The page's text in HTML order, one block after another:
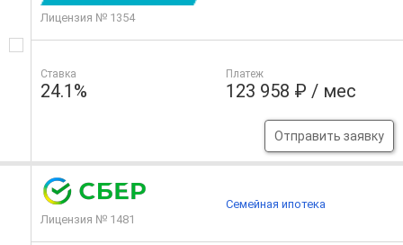
Лицензия № 1354
Ставка
24.1%
Платеж
123 958 ₽ / мес
Отправить заявку
Лицензия № 1481
Семейная ипотека